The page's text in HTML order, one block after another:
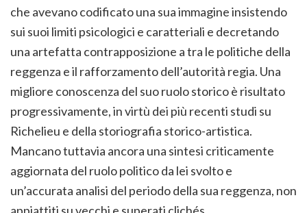
che avevano codificato una sua immagine insistendo
sui suoi limiti psicologici e caratteriali e decretando
una artefatta contrapposizione a tra le politiche della
reggenza e il rafforzamento dell’autorità regia. Una
migliore conoscenza del suo ruolo storico è risultato
progressivamente, in virtù dei più recenti studi su
Richelieu e della storiografia storico-artistica.
Mancano tuttavia ancora una sintesi criticamente
aggiornata del ruolo politico da lei svolto e
un’accurata analisi del periodo della sua reggenza, non